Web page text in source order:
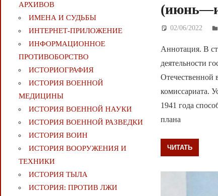
02/06/2022
Аннотация. В
деятельности
Отечественной
комиссариата.
1941 года
плана
ЧИТАТЬ
АРХИВОВ
ИМЕНА И СУДЬБЫ
ИНТЕРНЕТ-ПРИЛОЖЕНИЕ
ИНФОРМАЦИОННОЕ
ПРОТИВОБОРСТВО
ИСТОРИОГРАФИЯ
ИСТОРИЯ ВОЕННОЙ
МЕДИЦИНЫ
ИСТОРИЯ ВОЕННОЙ НАУКИ
ИСТОРИЯ ВОЕННОЙ РАЗВЕДКИ
ИСТОРИЯ ВОИН
ИСТОРИЯ ВООРУЖЕНИЯ И
ТЕХНИКИ
ИСТОРИЯ ТЫЛА
ИСТОРИЯ: ПРОТИВ ЛЖИ